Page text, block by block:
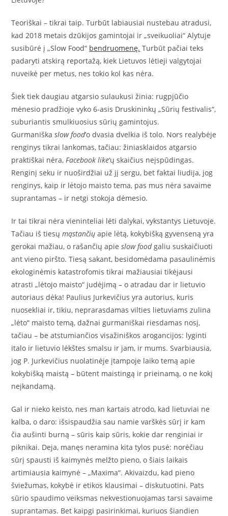
Teoriškai – tikrai taip. Turbūt labiausiai nustebau atradusi,
kad 2018 metais dzūkijos gamintojai ir „sveikuoliai“ Alytuje
susibūrė į „Slow Food“ bendruomenę. Turbūt pačiai teks
padaryti atskirą reportažą, kiek Lietuvos lėtieji valgytojai
nuveikė per metus, nes tokio kol kas nėra.
Šiek tiek daugiau atgarsio sulaukusi žinia: rugpjūčio
mėnesio pradžioje vyko 6-asis Druskininkų „Sūrių festivalis“,
suburiantis smulkiuosius sūrių gamintojus.
Gurmaniškaslow food’o dvasia dvelkia iš tolo. Nors realybėje
renginys tikrai lankomas, tačiau: žiniasklaidos atgarsio
praktiškai nėra, Facebook like‘ų skaičius neįspūdingas.
Renginį seku ir nuoširdžiai už jį sergu, bet faktai liudija, jog
renginys, kaip ir lėtojo maisto tema, pas mus nėra savaime
suprantamas – ir netgi stokoja dėmesio.
Ir tai tikrai nėra vieninteliai lėti dalykai, vykstantys Lietuvoje.
Tačiau iš tiesųmąstančiųapie lėtą, kokybišką gyvenseną yra
gerokai mažiau, o rašančių apieslow foodgaliu suskaičiuoti
ant vieno piršto. Tiesą sakant, besidomėdama pasaulinėmis
ekologinėmis katastrofomis tikrai mažiausiai tikėjausi
atrasti „lėtojo maisto“ judėjimą – o atradau dar ir lietuvio
autoriaus dėka! Paulius Jurkevičius yra autorius, kuris
nuosekliai ir, tikiu, neprarasdamas vilties lietuviams zulina
„lėto“ maisto temą, dažnai gurmaniškai riesdamas nosį,
tačiau – be atstumiančios visažiniškos arogancijos: lyginti
italo ir lietuvio lėkštes smalsu ir jam, ir mums. Svarbiausia,
jog P. Jurkevičius nuolatinėje įtampoje laiko temą apie
kokybišką maistą – būtent maistingą ir prieinamą, o ne kokį
neįkandamą.
Gal ir nieko keisto, nes man kartais atrodo, kad lietuviai ne
kalba, o daro: išsispaudžia sau namie varškės sūrį ir kam
čia aušinti burną – sūris kaip sūris, kokie dar renginiai ir
piknikai. Deja, manęs neramina kita tylos pusė: norėčiau
sūrį spausti iš kaimynės melžto pieno, o šiais laikais
artimiausia kaimynė – „Maxima“. Akivaizdu, kad pieno
šviežumas, kokybė ir etikos klausimai – diskutuotini. Pats
sūrio spaudimo veiksmas nekvestionuojamas tarsi savaime
suprantamas. Bet kaipgi pasirinkimai, kuriuos šiandien